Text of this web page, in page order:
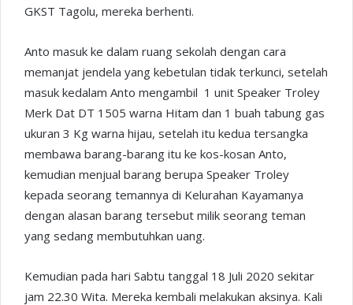
GKST Tagolu, mereka berhenti.
Anto masuk ke dalam ruang sekolah dengan cara
memanjat jendela yang kebetulan tidak terkunci, setelah
masuk kedalam Anto mengambil 1 unit Speaker Troley
Merk Dat DT 1505 warna Hitam dan 1 buah tabung gas
ukuran 3 Kg warna hijau, setelah itu kedua tersangka
membawa barang-barang itu ke kos-kosan Anto,
kemudian menjual barang berupa Speaker Troley
kepada seorang temannya di Kelurahan Kayamanya
dengan alasan barang tersebut milik seorang teman
yang sedang membutuhkan uang.
Kemudian pada hari Sabtu tanggal 18 Juli 2020 sekitar
jam 22.30 Wita. Mereka kembali melakukan aksinya. Kali